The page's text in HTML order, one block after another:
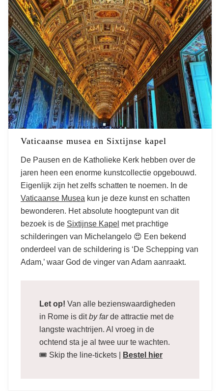
Vaticaanse musea en Sixtijnse kapel
De Pausen en de Katholieke Kerk hebben over de
jaren heen een enorme kunstcollectie opgebouwd.
Eigenlijk zijn het zelfs schatten te noemen. In de
Vaticaanse Musea kun je deze kunst en schatten
bewonderen. Het absolute hoogtepunt van dit
bezoek is de Sixtijnse Kapel met prachtige
schilderingen van Michelangelo 😍 Een bekend
onderdeel van de schildering is ‘De Schepping van
Adam,’ waar God de vinger van Adam aanraakt.
Let op! Van alle bezienswaardigheden
in Rome is ditby farde attractie met de
langste wachtrijen. Al vroeg in de
ochtend sta je al twee uur te wachten.
🎟️ Skip the line-tickets |
Bestel hier